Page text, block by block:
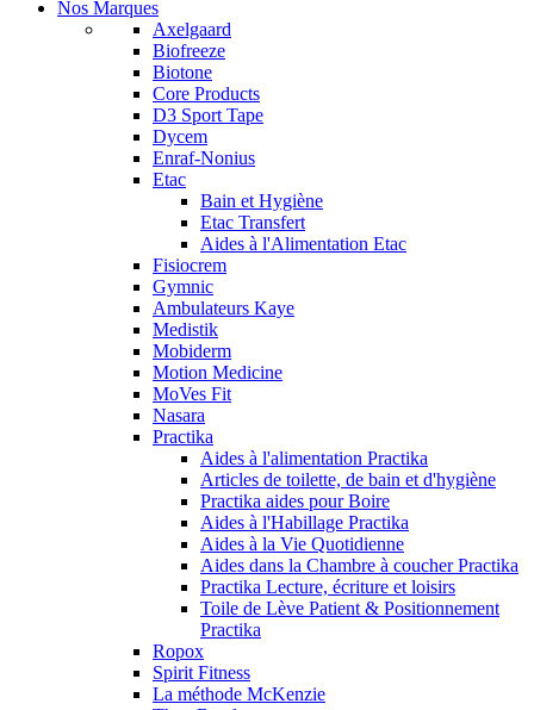
Nos Marques
Axelgaard
Biofreeze
Biotone
Core Products
D3 Sport Tape
Dycem
Enraf-Nonius
Etac
Bain et Hygiène
Etac Transfert
Aides à l'Alimentation Etac
Fisiocrem
Gymnic
Ambulateurs Kaye
Medistik
Mobiderm
Motion Medicine
MoVes Fit
Nasara
Practika
Aides à l'alimentation Practika
Articles de toilette, de bain et d'hygiène
Practika aides pour Boire
Aides à l'Habillage Practika
Aides à la Vie Quotidienne
Aides dans la Chambre à coucher Practika
Practika Lecture, écriture et loisirs
Toile de Lève Patient & Positionnement
Practika
Ropox
Spirit Fitness
La méthode McKenzie